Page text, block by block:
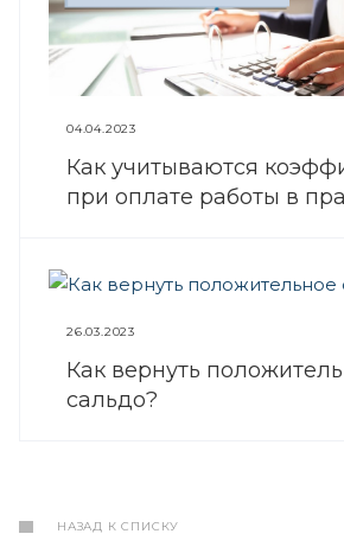
04.04.2023
Как учитываются
при оплате работы в
26.03.2023
Как вернуть
сальдо?
НАЗАД К СПИСКУ